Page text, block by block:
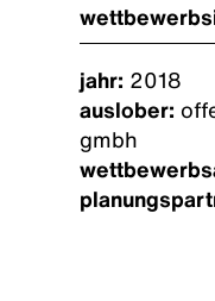
jahr: 2018
auslober:
gmbh